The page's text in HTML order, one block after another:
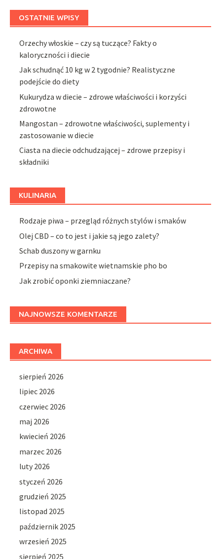
OSTATNIE WPISY
Orzechy włoskie – czy są tuczące? Fakty o
kaloryczności i diecie
Jak schudnąć 10 kg w 2 tygodnie? Realistyczne
podejście do diety
Kukurydza w diecie – zdrowe właściwości i korzyści
zdrowotne
Mangostan – zdrowotne właściwości, suplementy i
zastosowanie w diecie
Ciasta na diecie odchudzającej – zdrowe przepisy i
składniki
KULINARIA
Rodzaje piwa – przegląd różnych stylów i smaków
Olej CBD – co to jest i jakie są jego zalety?
Schab duszony w garnku
Przepisy na smakowite wietnamskie pho bo
Jak zrobić oponki ziemniaczane?
NAJNOWSZE KOMENTARZE
ARCHIWA
sierpień 2026
lipiec 2026
czerwiec 2026
maj 2026
kwiecień 2026
marzec 2026
luty 2026
styczeń 2026
grudzień 2025
listopad 2025
październik 2025
wrzesień 2025
sierpień 2025